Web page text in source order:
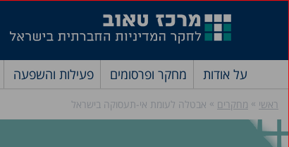
על אודות מחקר ופרסומים פעילות והשפעה
ראשי » מחקרים » אבטלה לעומת אי-תעסוקה בישראל